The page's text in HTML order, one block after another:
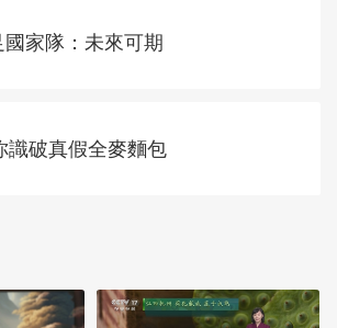
國家隊：未來可期
識破真假全麥麵包